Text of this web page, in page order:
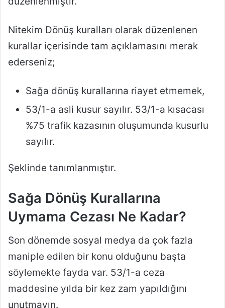
Nitekim Dönüş kuralları olarak düzenlenen
kurallar içerisinde tam açıklamasını merak
ederseniz;
Sağa dönüş kurallarına riayet etmemek,
53/1-a asli kusur sayılır. 53/1-a kısacası
%75 trafik kazasının oluşumunda kusurlu
sayılır.
Şeklinde tanımlanmıştır.
Sağa Dönüş Kurallarına
Uymama Cezası Ne Kadar?
Son dönemde sosyal medya da çok fazla
maniple edilen bir konu olduğunu başta
söylemekte fayda var. 53/1-a ceza
maddesine yılda bir kez zam yapıldığını
unutmayın.